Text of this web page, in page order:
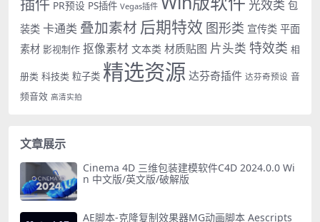
PR预设 PS插件 Vegas插件 光效类 包
装类 卡通类 叠加素材 后期特效 图形类 宣传类 平面
素材 影视制作 抠像素材 文本类 材质贴图 片头类 特效类 相
册类 科技类 粒子类 精选资源 达芬奇插件 达芬奇预设 音
频音效 高清实拍
文章展示
Cinema 4D 三维包装建模软件C4D 2024.0.0 Wi
n 中文版/英文版/破解版
AE脚本-克隆复制效果器MG动画脚本 Aescripts